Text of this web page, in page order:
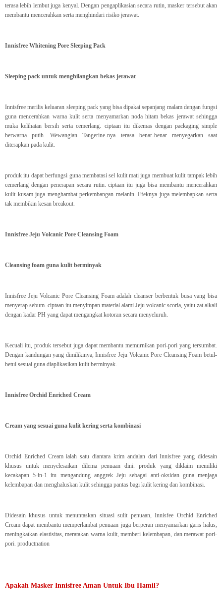
terasa lebih lembut juga kenyal. Dengan pengaplikasian secara rutin, masker tersebut akan
membantu mencerahkan serta menghindari risiko jerawat.
Innisfree Whitening Pore Sleeping Pack
Sleeping pack untuk menghilangkan bekas jerawat
Innisfree merilis keluaran sleeping pack yang bisa dipakai sepanjang malam dengan fungsi
guna mencerahkan warna kulit serta menyamarkan noda hitam bekas jerawat sehingga
muka kelihatan bersih serta cemerlang. ciptaan itu dikemas dengan packaging simple
berwarna putih. Wewangian Tangerine-nya terasa benar-benar menyegarkan saat
diterapkan pada kulit.
produk itu dapat berfungsi guna membatasi sel kulit mati juga membuat kulit tampak lebih
cemerlang dengan penerapan secara rutin. ciptaan itu juga bisa membantu mencerahkan
kulit kusam juga menghambat perkembangan melanin. Efeknya juga melembapkan serta
tak membikin kesan breakout.
Innisfree Jeju Volcanic Pore Cleansing Foam
Cleansing foam guna kulit berminyak
Innisfree Jeju Volcanic Pore Cleansing Foam adalah cleanser berbentuk busa yang bisa
menyerap sebum. ciptaan itu menyimpan material alami Jeju volcanic scoria, yaitu zat alkali
dengan kadar PH yang dapat mengangkat kotoran secara menyeluruh.
Kecuali itu, produk tersebut juga dapat membantu memurnikan pori-pori yang tersumbat.
Dengan kandungan yang dimilikinya, Innisfree Jeju Volcanic Pore Cleansing Foam betul-
betul sesuai guna diaplikasikan kulit berminyak.
Innisfree Orchid Enriched Cream
Cream yang sesuai guna kulit kering serta kombinasi
Orchid Enriched Cream ialah satu diantara krim andalan dari Innisfree yang didesain
khusus untuk menyelesaikan dilema penuaan dini. produk yang diklaim memiliki
kecakapan 5-in-1 itu mengandung anggrek Jeju sebagai anti-oksidan guna menjaga
kelembapan dan menghaluskan kulit sehingga pantas bagi kulit kering dan kombinasi.
Didesain khusus untuk menuntaskan situasi sulit penuaan, Innisfee Orchid Enriched
Cream dapat membantu memperlambat penuaan juga berperan menyamarkan garis halus,
meningkatkan elastisitas, meratakan warna kulit, memberi kelembapan, dan merawat pori-
pori. productnation
Apakah Masker Innisfree Aman Untuk Ibu Hamil?